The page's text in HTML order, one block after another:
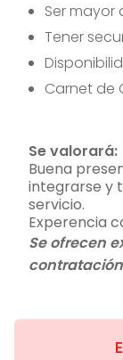
Ser mayor
Tener
Carnet de
Se valorará:
Buena
integrarse y
servicio.
Experencia
Se ofrecen